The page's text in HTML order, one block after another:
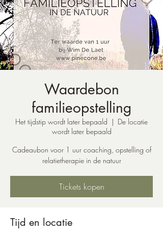
Waardebon
familieopstelling
Het tijdstip wordt later bepaald
  |
De locatie
wordt later bepaald
Cadeaubon voor 1 uur coaching, opstelling of
relatietherapie in de natuur
Tickets kopen
Tijd en locatie